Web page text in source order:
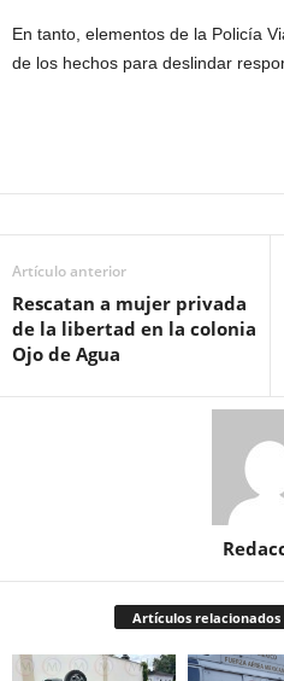
En tanto, elementos de la Policía
de los hechos para deslindar
Artículo anterior
Rescatan a mujer privada
de la libertad en la colonia
Ojo de Agua
Artículos relacionados